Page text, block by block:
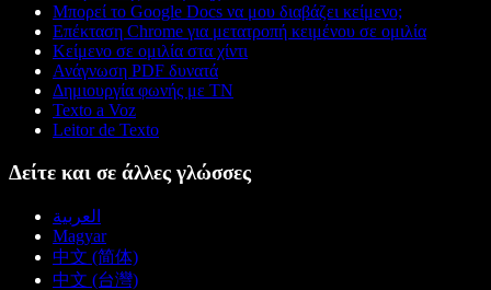
Μπορεί το Google Docs να μου διαβάζει κείμενο;
Επέκταση Chrome για μετατροπή κειμένου σε ομιλία
Κείμενο σε ομιλία στα χίντι
Ανάγνωση PDF δυνατά
Δημιουργία φωνής με ΤΝ
Texto a Voz
Leitor de Texto
Δείτε και σε άλλες γλώσσες
العربية
Magyar
中文 (简体)
中文 (台灣)